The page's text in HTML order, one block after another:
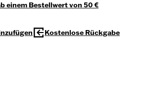
einem Bestellwert von 50 €
Kostenlose Rückgabe